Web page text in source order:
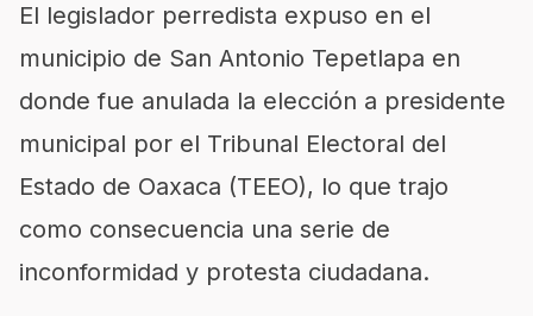
El legislador perredista expuso en el
municipio de San Antonio Tepetlapa en
donde fue anulada la elección a presidente
municipal por el Tribunal Electoral del
Estado de Oaxaca (TEEO), lo que trajo
como consecuencia una serie de
inconformidad y protesta ciudadana.